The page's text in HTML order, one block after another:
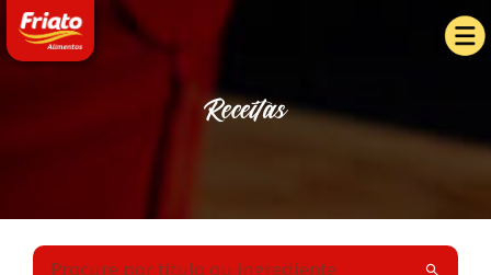
Receitas